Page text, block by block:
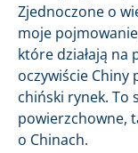
Zjednoczone o
moje
które działają na
oczywiście Chiny
chiński rynek. To
powierzchowne,
o Chinach.